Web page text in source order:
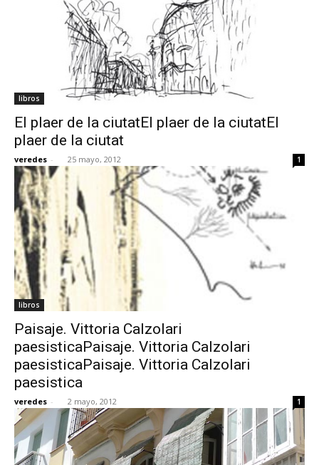
libros
El plaer de la ciutatEl plaer de la ciutatEl
plaer de la ciutat
veredes - 25 mayo, 2012 1
libros
Paisaje. Vittoria Calzolari
paesisticaPaisaje. Vittoria Calzolari
paesisticaPaisaje. Vittoria Calzolari
paesistica
veredes - 2 mayo, 2012 1